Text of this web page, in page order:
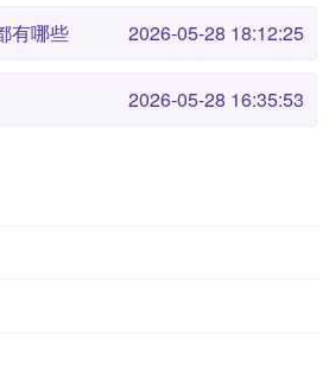
有哪些 2026-05-28 18:12:25
2026-05-28 16:35:53